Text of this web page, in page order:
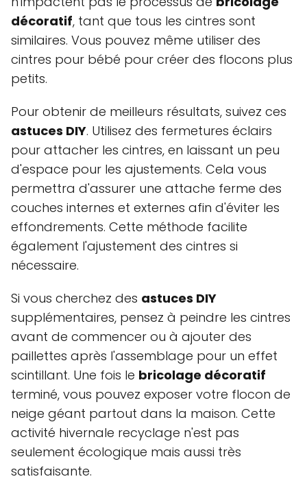
décoratif, tant que tous les cintres sont
similaires. Vous pouvez même utiliser des
cintres pour bébé pour créer des flocons plus
petits.
Pour obtenir de meilleurs résultats, suivez ces
astuces DIY. Utilisez des fermetures éclairs
pour attacher les cintres, en laissant un peu
d'espace pour les ajustements. Cela vous
permettra d'assurer une attache ferme des
couches internes et externes afin d'éviter les
effondrements. Cette méthode facilite
également l'ajustement des cintres si
nécessaire.
Si vous cherchez des astuces DIY
supplémentaires, pensez à peindre les cintres
avant de commencer ou à ajouter des
paillettes après l'assemblage pour un effet
scintillant. Une fois le bricolage décoratif
terminé, vous pouvez exposer votre flocon de
neige géant partout dans la maison. Cette
activité hivernale recyclage n'est pas
seulement écologique mais aussi très
satisfaisante.